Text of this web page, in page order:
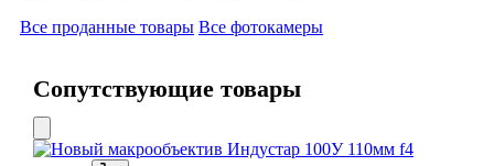
Все проданные товары Все фотокамеры
Сопутствующие товары